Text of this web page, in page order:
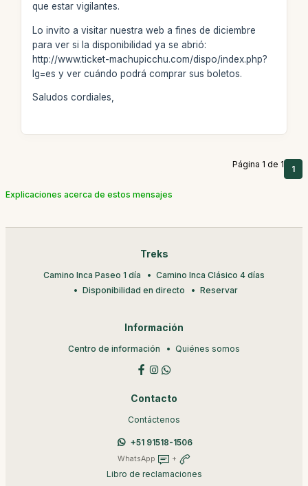
que estar vigilantes.
Lo invito a visitar nuestra web a fines de diciembre
para ver si la disponibilidad ya se abrió:
http://www.ticket-machupicchu.com/dispo/index.php?
lg=es y ver cuándo podrá comprar sus boletos.
Saludos cordiales,
Página 1 de 1 1
Explicaciones acerca de estos mensajes
Treks
Camino Inca Paseo 1 día
Camino Inca Clásico 4 días
Disponibilidad en directo
Reservar
Información
Centro de información Quiénes somos
Contacto
Contáctenos
+51 91518-1506
WhatsApp +
Libro de reclamaciones